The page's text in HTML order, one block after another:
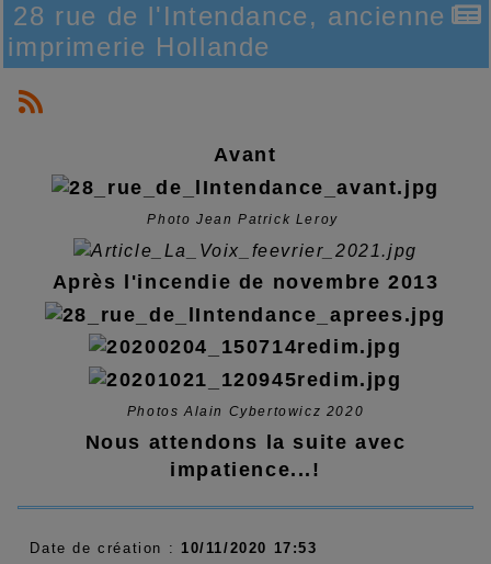
28 rue de l'Intendance, ancienne
imprimerie Hollande
Avant
Photo Jean Patrick Leroy
Après l'incendie de novembre 2013
Photos Alain Cybertowicz 2020
Nous attendons la suite avec
impatience...!
Date de création : 10/11/2020 17:53